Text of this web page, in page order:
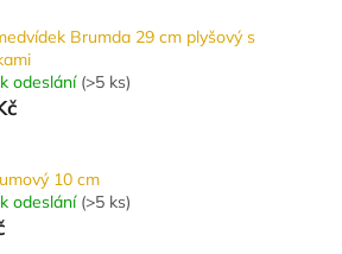
Brumda 29 cm plyšový s
odeslání (>5 ks)
10 cm
odeslání (>5 ks)